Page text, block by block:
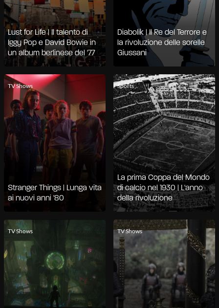
Lust for Life | Il talento di
Iggy Pop e David Bowie in
un album berlinese del '77
Diabolik | Il Re del Terrore e
la rivoluzione delle sorelle
Giussani
TV Shows
Stranger Things | Lunga vita
ai nuovi anni '80
Sports
La prima Coppa del Mondo
di calcio nel 1930 | L'anno
della rivoluzione
TV Shows TV Shows